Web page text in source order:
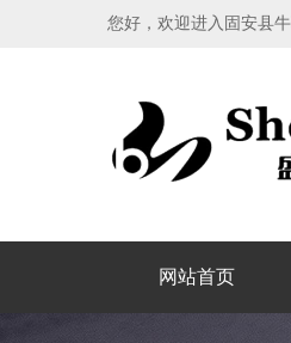
您好，欢迎进入固安县
网站首页